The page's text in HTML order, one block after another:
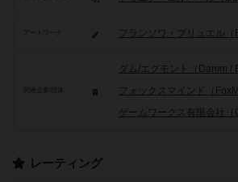
アートワーク フランソワ・ブリュエル（
ダム/エグモント（Damm /
フォックスマインド（
ゲームワークス有限会社（
レーティング